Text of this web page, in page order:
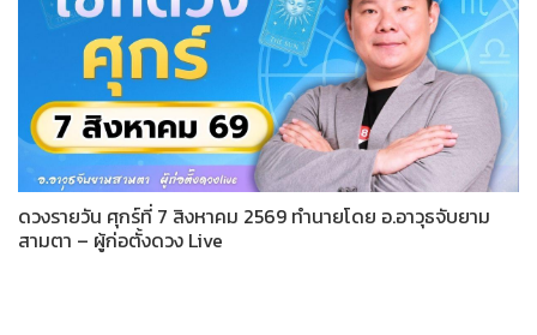
ดวงรายวัน ศุกร์ที่ 7 สิงหาคม 2569 ทำนายโดย อ.อาวุธจับยาม
สามตา – ผู้ก่อตั้งดวง Live